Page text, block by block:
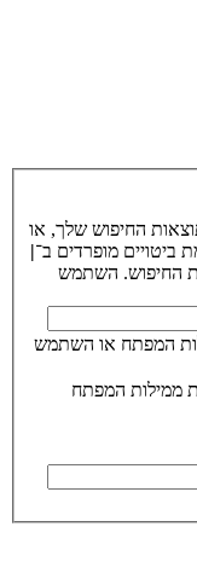
החיפוש שלך, או
ביטויים מופרדים ב־|
החיפוש. השתמש
המפתח או השתמש
ממילות המפתח